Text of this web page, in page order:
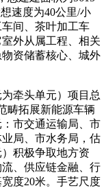
速度为40公里/小
间、茶叶加工车
外从属工程、相关
资储蓄核心、城外
牵头单元）项目总
畴拓展新能源车辆
市交通运输局、市
局、市水务局，估
积极争取地方资
、供应链金融、行
度20米。手艺尺度